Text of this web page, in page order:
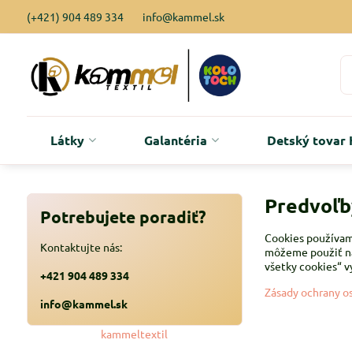
(+421) 904 489 334 info@kammel.sk
Látky Galantéria Detský tovar
Cookies
môžeme použiť
všetky cookies“
Zásady ochrany
Potrebujete poradiť?
Kontaktujte nás:
+421 904 489 334
info@kammel.sk
kammeltextil